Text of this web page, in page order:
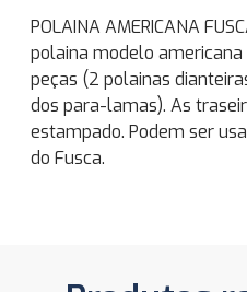
POLAINA AMERICANA
polaina modelo
peças (2 polainas
dos para-lamas). As
estampado. Podem ser
do Fusca.